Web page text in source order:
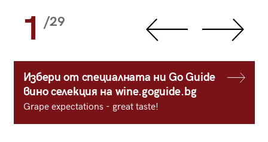
1 /29
Избери от специалната ни Go Guide
вино селекция на wine.goguide.bg
Grape expectations - great taste!